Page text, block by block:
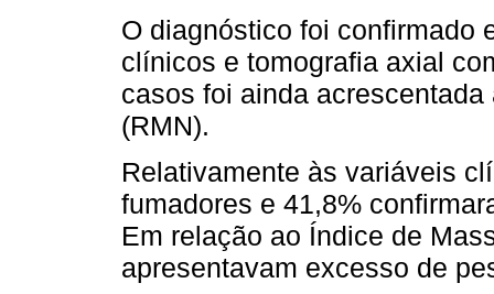
O diagnóstico foi confirmado
clínicos e tomografia axial
casos foi ainda
(RMN).
Relativamente às variáveis
fumadores e 41,8%
Em relação ao Índice de
apresentavam excesso de